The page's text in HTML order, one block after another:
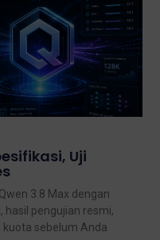
Uji
3.8 Max dengan
hasil pengujian resmi,
kuota sebelum Anda